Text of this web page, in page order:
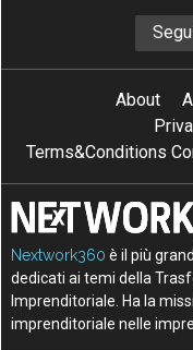
About
Terms&Conditions
Nextwork360 è il più
dedicati ai temi della
Imprenditoriale. Ha la
imprenditoriale nelle